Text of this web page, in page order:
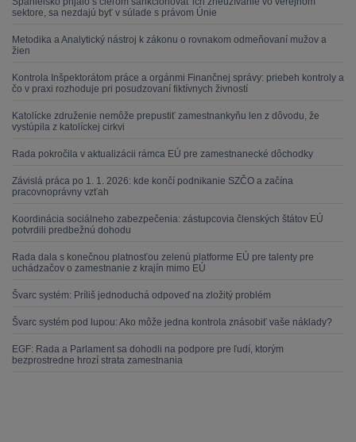
sektore, sa nezdajú byť v súlade s právom Únie
Metodika a Analytický nástroj k zákonu o rovnakom odmeňovaní mužov a
žien
Kontrola Inšpektorátom práce a orgánmi Finančnej správy: priebeh kontroly a
čo v praxi rozhoduje pri posudzovaní fiktívnych živností
Katolícke združenie nemôže prepustiť zamestnankyňu len z dôvodu, že
vystúpila z katolíckej cirkvi
Rada pokročila v aktualizácii rámca EÚ pre zamestnanecké dôchodky
Závislá práca po 1. 1. 2026: kde končí podnikanie SZČO a začína
pracovnoprávny vzťah
Koordinácia sociálneho zabezpečenia: zástupcovia členských štátov EÚ
potvrdili predbežnú dohodu
Rada dala s konečnou platnosťou zelenú platforme EÚ pre talenty pre
uchádzačov o zamestnanie z krajín mimo EÚ
Švarc systém: Príliš jednoduchá odpoveď na zložitý problém
Švarc systém pod lupou: Ako môže jedna kontrola znásobiť vaše náklady?
EGF: Rada a Parlament sa dohodli na podpore pre ľudí, ktorým
bezprostredne hrozí strata zamestnania